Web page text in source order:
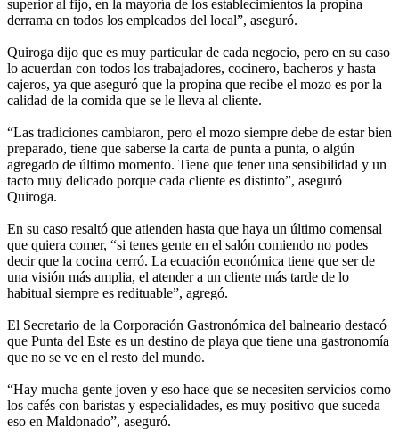
superior al fijo, en la mayoría de los establecimientos la propina
derrama en todos los empleados del local”, aseguró.
Quiroga dijo que es muy particular de cada negocio, pero en su caso
lo acuerdan con todos los trabajadores, cocinero, bacheros y hasta
cajeros, ya que aseguró que la propina que recibe el mozo es por la
calidad de la comida que se le lleva al cliente.
“Las tradiciones cambiaron, pero el mozo siempre debe de estar bien
preparado, tiene que saberse la carta de punta a punta, o algún
agregado de último momento. Tiene que tener una sensibilidad y un
tacto muy delicado porque cada cliente es distinto”, aseguró
Quiroga.
En su caso resaltó que atienden hasta que haya un último comensal
que quiera comer, “si tenes gente en el salón comiendo no podes
decir que la cocina cerró. La ecuación económica tiene que ser de
una visión más amplia, el atender a un cliente más tarde de lo
habitual siempre es redituable”, agregó.
El Secretario de la Corporación Gastronómica del balneario destacó
que Punta del Este es un destino de playa que tiene una gastronomía
que no se ve en el resto del mundo.
“Hay mucha gente joven y eso hace que se necesiten servicios como
los cafés con baristas y especialidades, es muy positivo que suceda
eso en Maldonado”, aseguró.